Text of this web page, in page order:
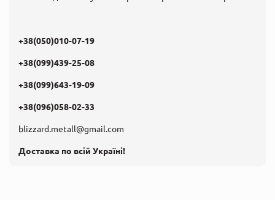
+38(050)010-07-19
+38(099)439-25-08
+38(099)643-19-09
+38(096)058-02-33
blizzard.metall@gmail.com
Доставка по всій Україні!